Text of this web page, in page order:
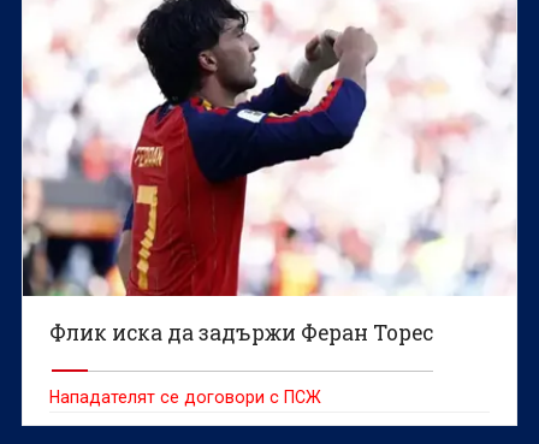
Флик иска да задържи Феран Торес
Нападателят се договори с ПСЖ